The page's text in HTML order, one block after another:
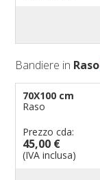
Bandiere in Raso
70X100 cm
Raso
Prezzo cda:
45,00 €
(IVA inclusa)